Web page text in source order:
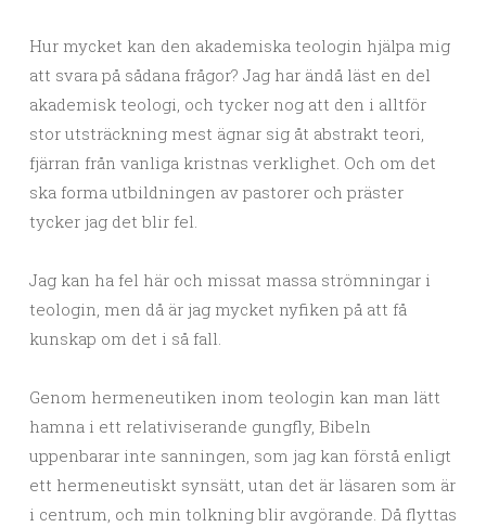
Hur mycket kan den akademiska teologin hjälpa mig
att svara på sådana frågor? Jag har ändå läst en del
akademisk teologi, och tycker nog att den i alltför
stor utsträckning mest ägnar sig åt abstrakt teori,
fjärran från vanliga kristnas verklighet. Och om det
ska forma utbildningen av pastorer och präster
tycker jag det blir fel.
Jag kan ha fel här och missat massa strömningar i
teologin, men då är jag mycket nyfiken på att få
kunskap om det i så fall.
Genom hermeneutiken inom teologin kan man lätt
hamna i ett relativiserande gungfly, Bibeln
uppenbarar inte sanningen, som jag kan förstå enligt
ett hermeneutiskt synsätt, utan det är läsaren som är
i centrum, och min tolkning blir avgörande. Då flyttas